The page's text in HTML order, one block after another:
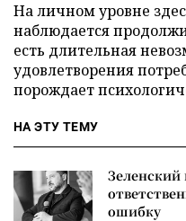
На личном уровне
наблюдается
есть длительная
удовлетворения
порождает
НА ЭТУ ТЕМУ
ошибку